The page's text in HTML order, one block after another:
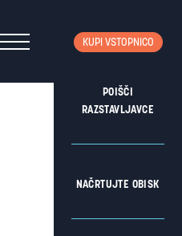
KUPI VSTOPNICO
POIŠČI
RAZSTAVLJAVCE
NAČRTUJTE OBISK